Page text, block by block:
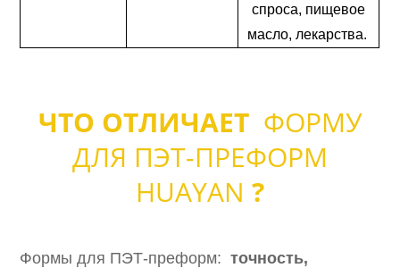
спроса, пищевое
масло, лекарства.
ЧТО ОТЛИЧАЕТ ФОРМУ
ДЛЯ ПЭТ-ПРЕФОРМ
HUAYAN ?
Формы для ПЭТ-преформ:точность,